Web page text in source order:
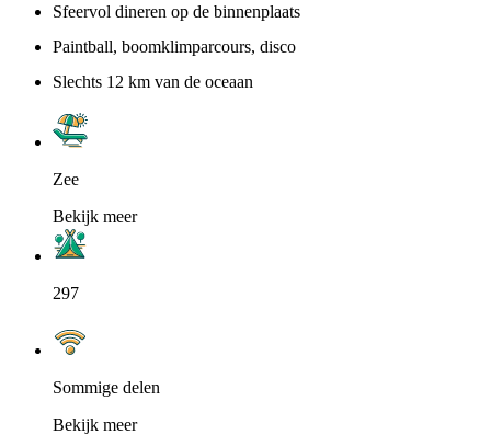
Sfeervol dineren op de binnenplaats
Paintball, boomklimparcours, disco
Slechts 12 km van de oceaan
Zee
Bekijk meer
297
Sommige delen
Bekijk meer